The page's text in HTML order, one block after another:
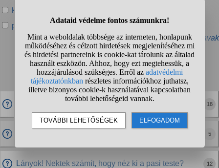
Kigyurt pasi
pasi logika
pasi nélkül
» További kapcsolódó kulcsszavak
Talált kérdések:
1 2 3 4 ... ❯ ❯❯
Magas iqval rendelkező pasik, nektek mik az
18
Honnan lehet tudni ha a pasi csak azért nem utasít
5
Lányok! Nektek számít, hogy néz ki a pasi teste? 12